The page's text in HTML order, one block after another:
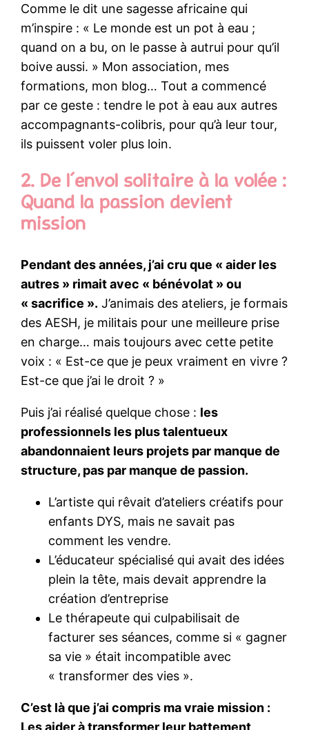
Comme le dit une sagesse africaine qui
m’inspire : « Le monde est un pot à eau ;
quand on a bu, on le passe à autrui pour qu’il
boive aussi. » Mon association, mes
formations, mon blog… Tout a commencé
par ce geste : tendre le pot à eau aux autres
accompagnants-colibris, pour qu’à leur tour,
ils puissent voler plus loin.
2. De l’envol solitaire à la volée :
Quand la passion devient
mission
Pendant des années, j’ai cru que « aider les
autres » rimait avec « bénévolat » ou
« sacrifice ». J’animais des ateliers, je formais
des AESH, je militais pour une meilleure prise
en charge… mais toujours avec cette petite
voix : « Est-ce que je peux vraiment en vivre ?
Est-ce que j’ai le droit ? »
Puis j’ai réalisé quelque chose : les
professionnels les plus talentueux
abandonnaient leurs projets par manque de
structure, pas par manque de passion.
L’artiste qui rêvait d’ateliers créatifs pour
enfants DYS, mais ne savait pas
comment les vendre.
L’éducateur spécialisé qui avait des idées
plein la tête, mais devait apprendre la
création d’entreprise
Le thérapeute qui culpabilisait de
facturer ses séances, comme si « gagner
sa vie » était incompatible avec
« transformer des vies ».
C’est là que j’ai compris ma vraie mission :
Les aider à transformer leur battement